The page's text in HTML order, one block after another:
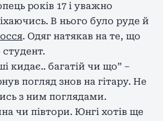
років 17 і уважно
В нього було руде й
. Одяг натякав на те, що
кидає.. багатій чи що” –
погляд знов на гітару. Не
з ним поглядами.
чи півтори. Юнгі хотів ще